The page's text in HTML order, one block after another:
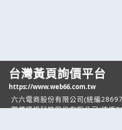
台灣黃頁詢價平台
https://www.web66.com.tw
六六電商股份有限公司(統編
際標資訊科技股份有限公司(統編